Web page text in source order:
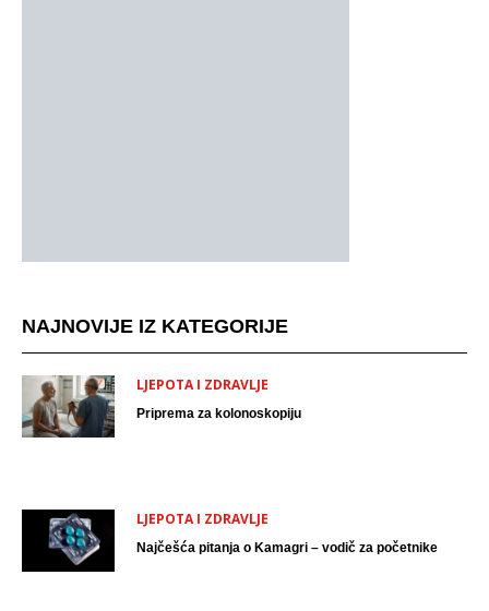
NAJNOVIJE IZ KATEGORIJE
LJEPOTA I ZDRAVLJE
Priprema za kolonoskopiju
LJEPOTA I ZDRAVLJE
Najčešća pitanja o Kamagri – vodič za početnike